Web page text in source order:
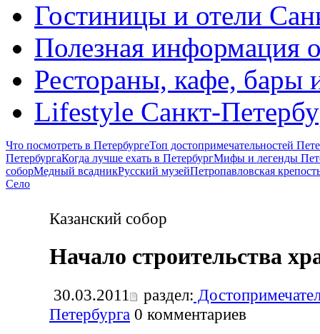
Гостиницы и отели
Полезная информация
Рестораны, кафе, бары
Lifestyle Санкт-
Что посмотреть в ПетербургеТоп достопримечательностей
ПетербургаКогда лучше ехать в ПетербургМифы и легенды
соборМедный всадникРусский музейПетропавловская
Село
Казанский собор
Начало строительства
30.03.2011 раздел:
Петербурга 0 комментариев